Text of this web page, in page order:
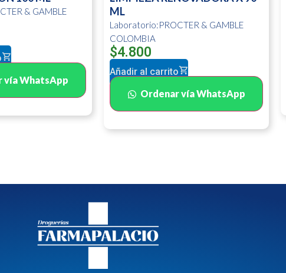
& GAMBLE
vía WhatsApp
ML
Laboratorio:PROCTER & GAMBLE
COLOMBIA
$4.800
Añadir al carrito
Ordenar vía WhatsApp